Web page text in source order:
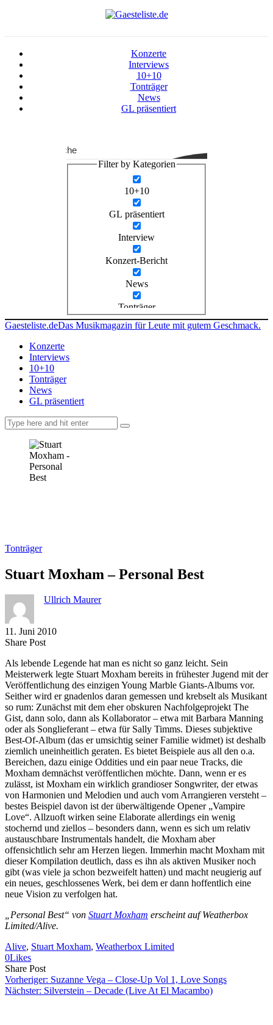
Konzerte
Interviews
10+10
Tonträger
News
GL präsentiert
Suche
Filter by Kategorien
10+10
GL präsentiert
Interview
Konzert-Bericht
News
Tonträger
Gaesteliste.deDas Musikmagazin für Leute mit gutem Geschmack.
Konzerte
Interviews
10+10
Tonträger
News
GL präsentiert
Tonträger
Stuart Moxham – Personal Best
Ullrich Maurer
11. Juni 2010
Share PostShare
Facebook
Copy
to
clipboard
Send
via
eMail
Als lebende Legende hat man es nicht so ganz leicht. Sein
Meisterwerk legte Stuart Moxham bereits in frühester Jugend mit der
Veröffentlichung des einzigen Young Marble Giants-Albums vor.
Seither wird er gnadenlos daran gemessen und krebselt als Musikant
so rum: Zunächst mit dem eher obskuren Nachfolgeprojekt The
Gist, dann solo, dann als Kollaborator – etwa mit Barbara Manning
oder als Songlieferant – etwa für Sally Timms. Dieses subjektive
Best-Of-Album (das er umsichtig seiner Familie widmet) ist deshalb
ziemlich uneinheitlich geraten. Es bietet Beispiele aus all den o.a.
Bereichen, dazu einige Oddities und ein paar neue Tracks, die
Moxham demnächst veröffentlichen möchte. Dann, wenn er es
zulässt, ist Moxham ein wirklich grandioser Songwriter, der etwas
von Harmonien und Melodien und auch vom Arrangieren versteht –
bestes Beispiel davon ist der überwältigende Opener „Vampire
Love“. Allzuoft wirken seine Elaborate allerdings ein wenig
stochernd und ziellos – besonders dann, wenn es sich um relativ
austauschbare Instrumentals handelt, die Moxham aber
offensichtlich sehr am Herzen liegen. Immerhin macht Moxham mit
dieser Kompilation deutlich, dass es ihn als aktiven Musiker noch
gibt (was viele ja schon bezweifelt hatten) und macht neugierig auf
ein neues, geschlossenes Werk, bei dem er dann hoffentlich eine
neue Vision zu verfolgen hat.
„Personal Best“ von Stuart Moxham erscheint auf Weatherbox
Limited/Alive.
Alive, Stuart Moxham, Weatherbox Limited
0Likes
Share PostShare
on
Facebook
Copy
URL
to
Send
Link
via
Vorheriger: Suzanne Vega – Close-Up Vol 1, Love Songs
Nächster: Silverstein – Decade (Live At El Macambo)